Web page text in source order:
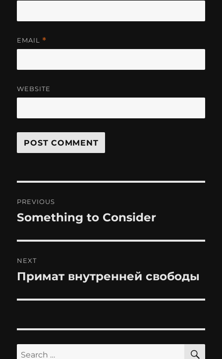
EMAIL *
WEBSITE
navigation
PREVIOUS
Previous
Something to Consider
NEXT
Next
Примат внутренней свободы
Search